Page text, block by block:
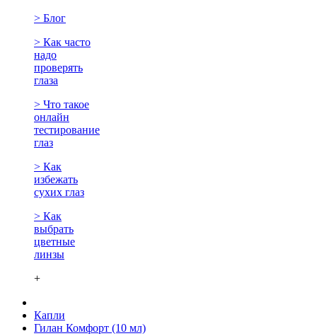
> Блог
> Как часто
надо
проверять
глаза
> Что такое
онлайн
тестирование
глаз
> Как
избежать
сухих глаз
> Как
выбрать
цветные
линзы
+
Капли
Гилан Комфорт (10 мл)